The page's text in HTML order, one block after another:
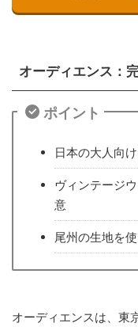
オーディエンス：
ポイント
日本の大人向
ヴィンテージ
意
尾州の生地を
オーディエンスは、東